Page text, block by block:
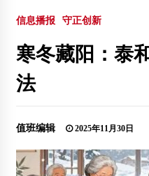
信息播报 守正创新
寒冬藏阳：泰
法
值班编辑 2025年11月30日